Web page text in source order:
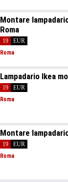
Montare
Roma
19
EUR
Roma
Lampadario Ikea
19
EUR
Roma
Montare
19
EUR
Roma